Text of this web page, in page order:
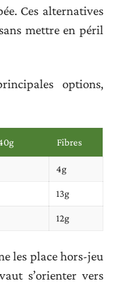
Ces alternatives
mettre en péril
options,
Fibres
4g
13g
12g
les place hors-jeu
s’orienter vers